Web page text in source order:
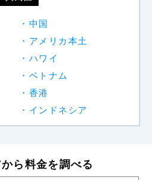
中国
アメリカ本土
ハワイ
ベトナム
香港
インドネシア
ら料金を調べる